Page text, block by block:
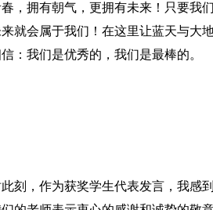
，拥有朝气，更拥有未来！只要我
就会属于我们！在这里让蓝天与大
：我们是优秀的，我们是最棒的。
刻，作为获奖学生代表发言，我感